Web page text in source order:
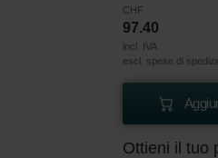
CHF
97.40
incl. IVA
escl. spese di
Ottieni il tuo